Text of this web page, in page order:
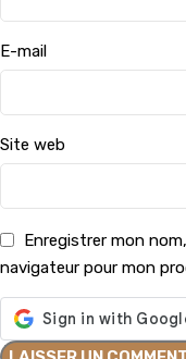
E-mail
Site web
Enregistrer mon
navigateur pour mon